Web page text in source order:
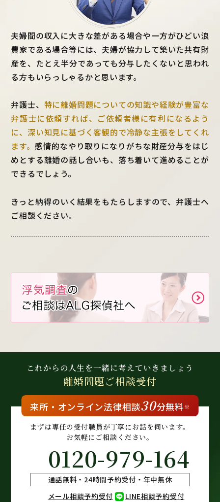
夫婦間の収入に大きな差がある場合や一方がひどい浪
費家である場合等には、夫婦が協力して築いた共有財
産を、たとえ半分であっても分与したくないと思われ
る方もいらっしゃるかと思います。
弁護士、 特に離婚問題についての知識や経験が豊富な
弁護士に依頼すれば、ご依頼者様に有利になるよう
に、深い知見に基づく客観的で冷静な主張をしてくれ
ます。感情的なやり取りになりがちな財産分与をはじ
めとする離婚の話し合いも、落ち着いて進めることが
できるでしょう。
きっと納得のいく結果をもたらしますので、弁護士へ
ご相談ください。
これからの人生を一緒に考えていきましょう
離婚問題ご相談受付
来所・ オンライン法律相談30分無料※
まずは専任の受付職員が丁寧にお話を伺います。
お気軽にご相談ください。
0120-979-164
通話無料・24時間予約受付・年中無休
メール相談予約受付
LINE相談予約受付